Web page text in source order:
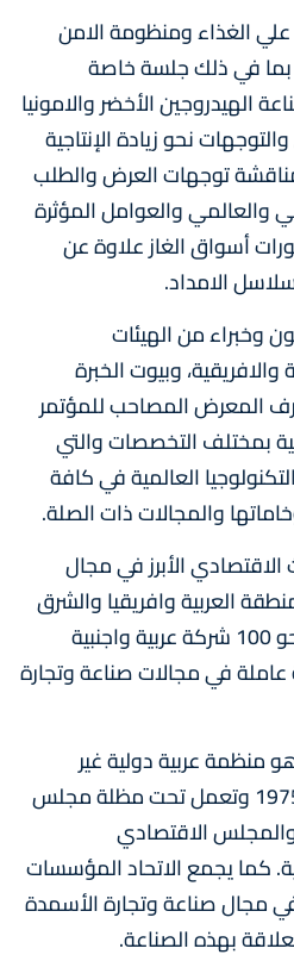
الغذاء ومنظومة الامن
بما في ذلك جلسة خاصة
الأخضر والامونيا
نحو زيادة الإنتاجية
توجهات العرض والطلب
والعالمي والعوامل المؤثرة
أسواق الغاز علاوة عن
الامداد.
وخبراء من الهيئات
وبيوت الخبرة
المعرض المصاحب للمؤتمر
بمختلف التخصصات والتي
العالمية في كافة
والمجالات ذات الصلة.
الأبرز في مجال
العربية وافريقيا والشرق
الأوسط، حيث يشارك فيه نحو 100 شركة عربية واجنبية
في مجالات صناعة وتجارة
منظمة عربية دولية غیر
حكومية تم تأسيسها عام 1975 وتعمل تحت مظلة مجلس
والمجلس الاقتصادي
كما يجمع الاتحاد المؤسسات
مجال صناعة وتجارة الأسمدة
بهذه الصناعة.